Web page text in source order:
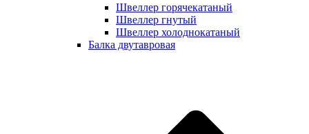
Швеллер горячекатаный
Швеллер гнутый
Швеллер холоднокатаный
Балка двутавровая